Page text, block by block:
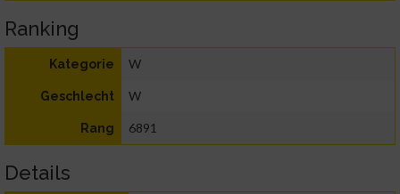
Ranking
Kategorie W
Geschlecht W
Rang 6891
Details